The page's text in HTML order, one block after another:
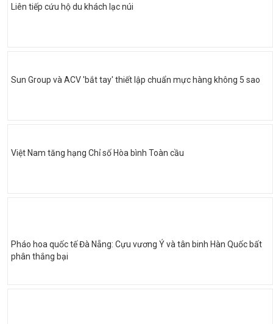
Liên tiếp cứu hộ du khách lạc núi
Sun Group và ACV 'bắt tay' thiết lập chuẩn mực hàng không 5 sao
Việt Nam tăng hạng Chỉ số Hòa bình Toàn cầu
Pháo hoa quốc tế Đà Nẵng: Cựu vương Ý và tân binh Hàn Quốc bất
phân thắng bại